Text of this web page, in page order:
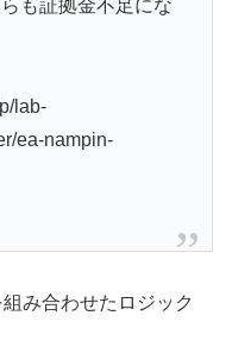
も証拠金不足にな
lab-
ea-nampin-
み合わせたロジック